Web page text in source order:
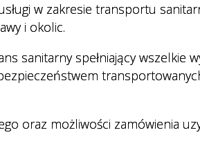
w zakresie transportu
i okolic.
sanitarny spełniający wszelkie
oraz możliwości zamówienia